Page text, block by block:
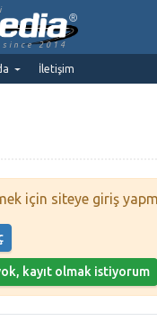
since 2014
İletişim
için siteye giriş
kayıt olmak istiyorum